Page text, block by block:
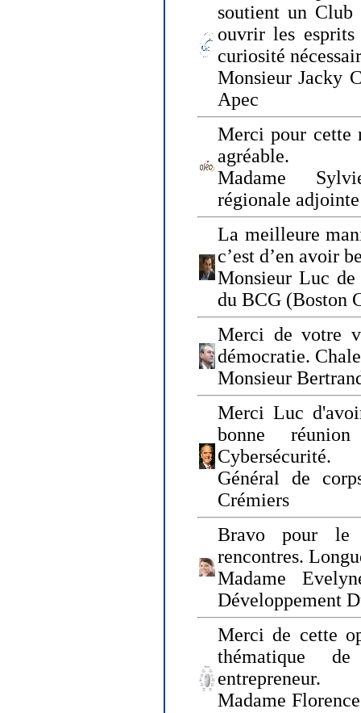
soutient un Club
ouvrir les
curiosité
Monsieur Jacky
Apec
Merci pour cette
agréable.
Madame
régionale
La meilleure
c’est d’en avoir
Monsieur Luc de
du BCG (Boston
Merci de votre
démocratie.
Monsieur
Merci Luc
bonne
Cybersécurité.
Général de
Crémiers
Bravo pour le
rencontres.
Madame
Développement
Merci de cette
thématique
entrepreneur.
Madame